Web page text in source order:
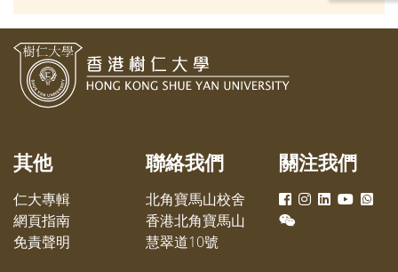
華節日文化、促進大學與社區共
學師生、長者到場。仁大管理層包
括首席副校長孫天倫教授、行政副
會，交
其他
仁大專輯
網頁指南
免責聲明
聯絡我們
北角寶馬山校舍
香港北角寶馬山
慧翠道10號
關注我們